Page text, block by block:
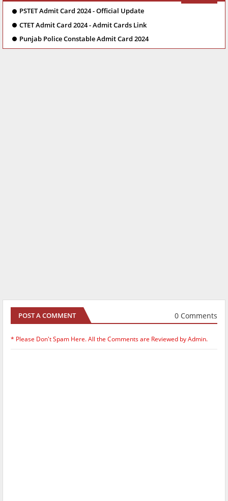
PSTET Admit Card 2024 - Official Update
CTET Admit Card 2024 - Admit Cards Link
Punjab Police Constable Admit Card 2024
POST A COMMENT 0 Comments
* Please Don't Spam Here. All the Comments are Reviewed by Admin.